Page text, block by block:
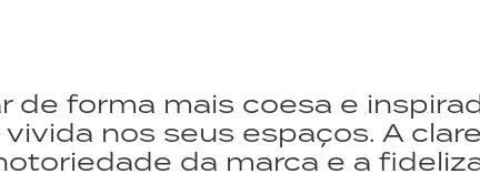
de forma mais coesa e
nos seus espaços. A
da marca e a